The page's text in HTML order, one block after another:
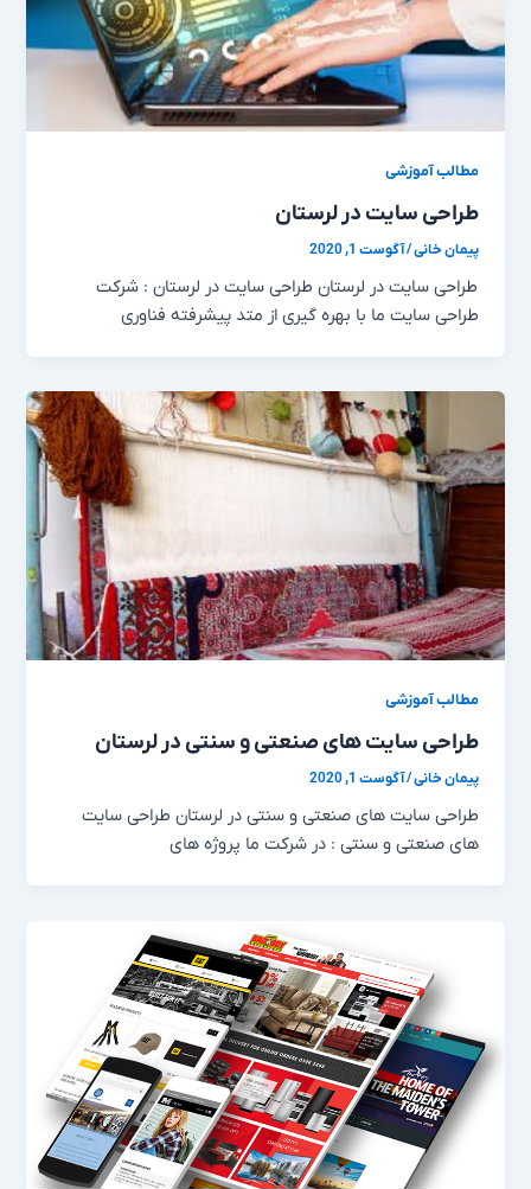
مطالب آموزشی
طراحی سایت در لرستان
پیمان خانی/آگوست 1, 2020
طراحی سایت در لرستان طراحی سایت در لرستان : شرکت
طراحی سایت ما با بهره گیری از متد پیشرفته فناوری
مطالب آموزشی
طراحی سایت های صنعتی و سنتی در لرستان
پیمان خانی/آگوست 1, 2020
طراحی سایت های صنعتی و سنتی در لرستان طراحی سایت
های صنعتی و سنتی : در شرکت ما پروژه های